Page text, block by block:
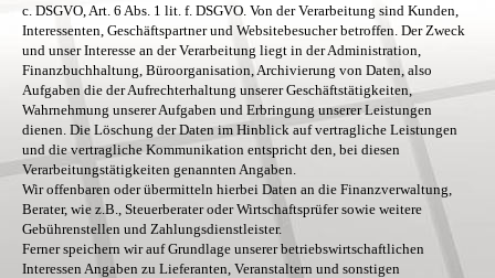
c. DSGVO, Art. 6 Abs. 1 lit. f. DSGVO. Von der Verarbeitung sind Kunden,
Interessenten, Geschäftspartner und Websitebesucher betroffen. Der Zweck
und unser Interesse an der Verarbeitung liegt in der Administration,
Finanzbuchhaltung, Büroorganisation, Archivierung von Daten, also
Aufgaben die der Aufrechterhaltung unserer Geschäftstätigkeiten,
Wahrnehmung unserer Aufgaben und Erbringung unserer Leistungen
dienen. Die Löschung der Daten im Hinblick auf vertragliche Leistungen
und die vertragliche Kommunikation entspricht den, bei diesen
Verarbeitungstätigkeiten genannten Angaben.
Wir offenbaren oder übermitteln hierbei Daten an die Finanzverwaltung,
Berater, wie z.B., Steuerberater oder Wirtschaftsprüfer sowie weitere
Gebührenstellen und Zahlungsdienstleister.
Ferner speichern wir auf Grundlage unserer betriebswirtschaftlichen
Interessen Angaben zu Lieferanten, Veranstaltern und sonstigen